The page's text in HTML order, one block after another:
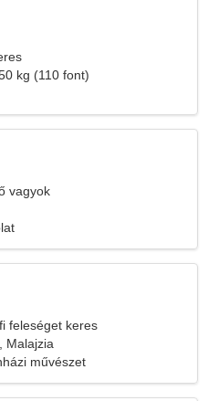
kg (110 font)
vagyok
feleséget keres
Malajzia
művészet